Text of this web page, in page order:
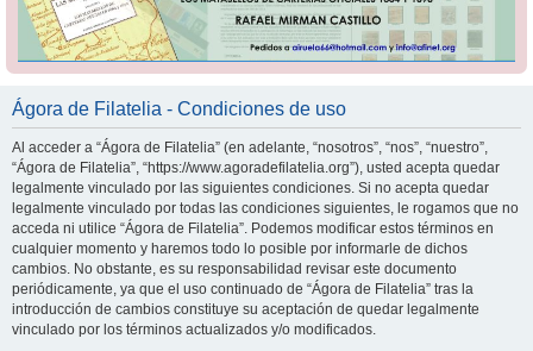
Ágora de Filatelia - Condiciones de uso
Al acceder a “Ágora de Filatelia” (en adelante, “nosotros”, “nos”, “nuestro”,
“Ágora de Filatelia”, “https://www.agoradefilatelia.org”), usted acepta quedar
legalmente vinculado por las siguientes condiciones. Si no acepta quedar
legalmente vinculado por todas las condiciones siguientes, le rogamos que no
acceda ni utilice “Ágora de Filatelia”. Podemos modificar estos términos en
cualquier momento y haremos todo lo posible por informarle de dichos
cambios. No obstante, es su responsabilidad revisar este documento
periódicamente, ya que el uso continuado de “Ágora de Filatelia” tras la
introducción de cambios constituye su aceptación de quedar legalmente
vinculado por los términos actualizados y/o modificados.